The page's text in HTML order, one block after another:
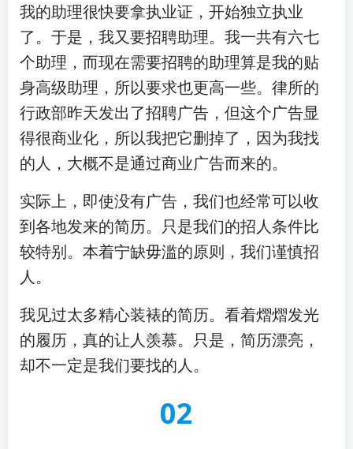
我的助理很快要拿执业证，开始独立执业
了。于是，我又要招聘助理。我一共有六七
个助理，而现在需要招聘的助理算是我的贴
身高级助理，所以要求也更高一些。律所的
行政部昨天发出了招聘广告，但这个广告显
得很商业化，所以我把它删掉了，因为我找
的人，大概不是通过商业广告而来的。
实际上，即使没有广告，我们也经常可以收
到各地发来的简历。只是我们的招人条件比
较特别。本着宁缺毋滥的原则，我们谨慎招
人。
我见过太多精心装裱的简历。看着熠熠发光
的履历，真的让人羡慕。只是，简历漂亮，
却不一定是我们要找的人。
02